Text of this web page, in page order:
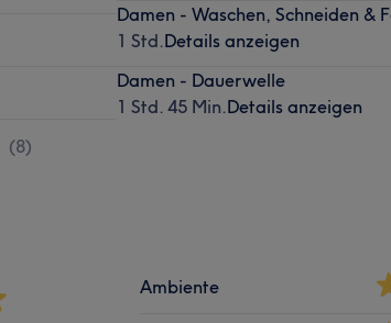
(8)
Damen - Waschen, Schneiden &
1 Std.Details anzeigen
Damen - Dauerwelle
1 Std. 45 Min.Details anzeigen
Ambiente